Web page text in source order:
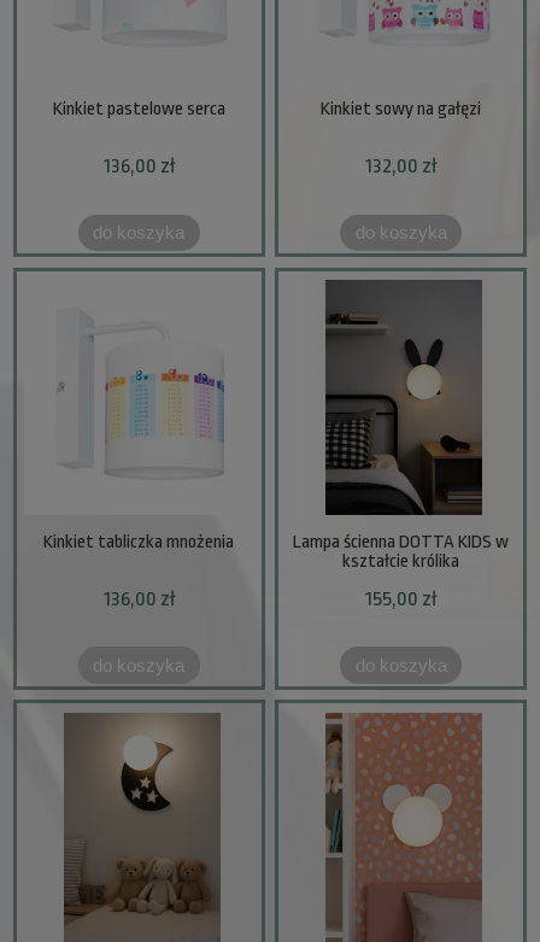
Kinkiet pastelowe serca
136,00 zł
do koszyka
Kinkiet sowy na gałęzi
132,00 zł
do koszyka
Kinkiet tabliczka mnożenia
136,00 zł
do koszyka
Lampa ścienna DOTTA KIDS w
kształcie królika
155,00 zł
do koszyka